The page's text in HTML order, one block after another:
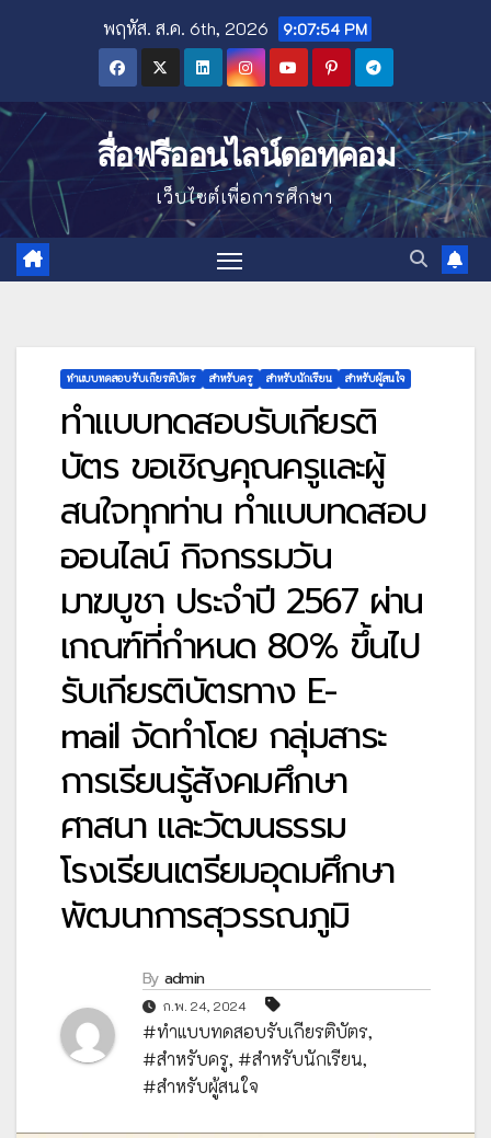
พฤหัส. ส.ค. 6th, 2026 9:07:55 PM
สื่อฟรีออนไลน์ดอทคอม
เว็บไซต์เพื่อการศึกษา
ทำแบบทดสอบรับเกียรติบัตร สำหรับครู สำหรับนักเรียน สำหรับผู้สนใจ
ทำแบบทดสอบรับเกียรติ
บัตร ขอเชิญคุณครูและผู้
สนใจทุกท่าน ทำแบบทดสอบ
ออนไลน์ กิจกรรมวัน
มาฆบูชา ประจำปี 2567 ผ่าน
เกณฑ์ที่กำหนด 80% ขึ้นไป
รับเกียรติบัตรทาง E-
mail จัดทำโดย กลุ่มสาระ
การเรียนรู้สังคมศึกษา
ศาสนา และวัฒนธรรม
โรงเรียนเตรียมอุดมศึกษา
พัฒนาการสุวรรณภูมิ
By admin
ก.พ. 24, 2024
#ทำแบบทดสอบรับเกียรติบัตร,
#สำหรับครู, #สำหรับนักเรียน,
#สำหรับผู้สนใจ